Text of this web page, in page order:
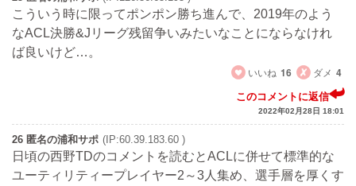
こういう時に限ってポンポン勝ち進んで、2019年のよう
なACL決勝&Jリーグ残留争いみたいなことにならなけれ
ば良いけど…。
いいね 16 ダメ 4
このコメントに返信
2022年02月28日 18:01
26 匿名の浦和サポ (IP:60.39.183.60 )
日頃の西野TDのコメントを読むとACLに併せて標準的な
ユーティリティープレイヤー2～3人集め、選手層を厚くす